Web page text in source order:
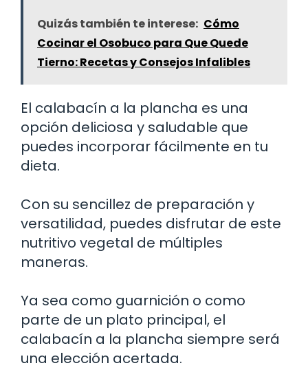
Quizás también te interese: Cómo
Cocinar el Osobuco para Que Quede
Tierno: Recetas y Consejos Infalibles
El calabacín a la plancha es una
opción deliciosa y saludable que
puedes incorporar fácilmente en tu
dieta.
Con su sencillez de preparación y
versatilidad, puedes disfrutar de este
nutritivo vegetal de múltiples
maneras.
Ya sea como guarnición o como
parte de un plato principal, el
calabacín a la plancha siempre será
una elección acertada.